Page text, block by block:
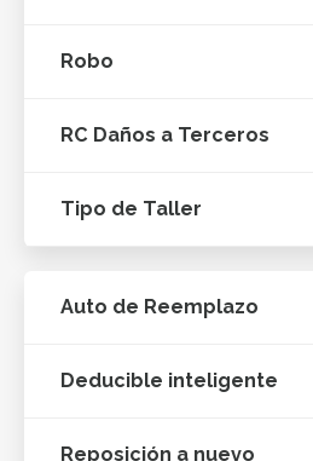
Robo
RC Daños a Terceros
Tipo de Taller
Auto de Reemplazo
Deducible inteligente
Reposición a nuevo